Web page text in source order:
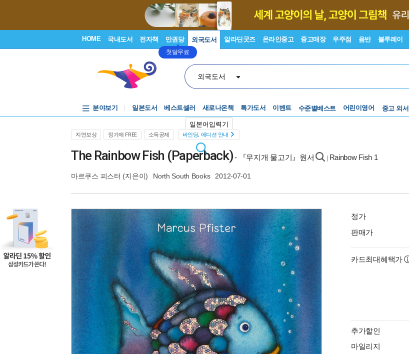
HOME 국내도서 전자책 만권당
첫달무료
외국도서 알라딘굿즈 온라인중고 중고매장 우주점 음반 블루레이
외국도서
일본어입력기
분야보기 일본도서 베스트셀러 새로나온책 특가도서 이벤트
수준별베스트
어린이영어
중고 외서
지연보상 정가제 FREE 소득공제 바인딩, 에디션 안내
The Rainbow Fish (Paperback)- 『무지개 물고기』원서 Rainbow Fish 1
마르쿠스 피스터 (지은이) North South Books 2012-07-01
정가
판매가
카드최대혜택가
추가할인
마일리지